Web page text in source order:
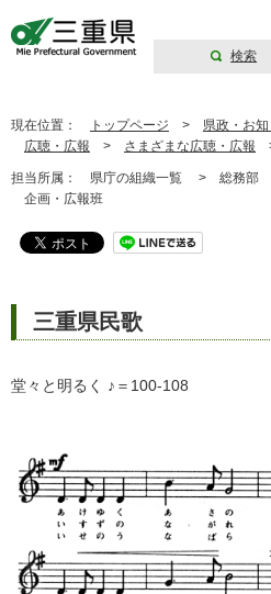
検索
現在位置： トップページ > 県政・お
広聴・広報 > さまざまな広聴・広報
担当所属： 県庁の組織一覧 > 総務部
企画・広報班
三重県民歌
堂々と明るく ♪＝100-108